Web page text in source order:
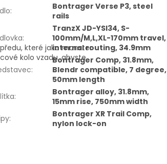
které jako monster
kolo vzadu, abyste
:
Bontrager Verse P3, steel
rails
:
TranzX JD-YSI34, S-
100mm/M,L,XL-170mm travel,
internal routing, 34.9mm
:
Bontrager Comp, 31.8mm,
Blendr compatible, 7 degree,
50mm length
:
Bontrager alloy, 31.8mm,
15mm rise, 750mm width
:
Bontrager XR Trail Comp,
nylon lock-on